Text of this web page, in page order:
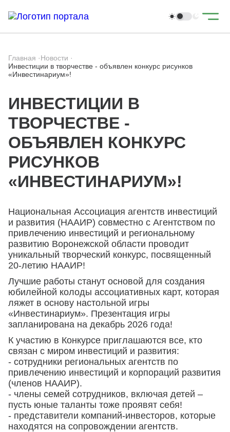
Главная ·Новости ·
Инвестиции в творчестве - объявлен конкурс рисунков
«Инвестинариум»!
ИНВЕСТИЦИИ В
ТВОРЧЕСТВЕ -
ОБЪЯВЛЕН КОНКУРС
РИСУНКОВ
«ИНВЕСТИНАРИУМ»!
Национальная Ассоциация агентств инвестиций
и развития (НААИР) совместно с Агентством по
привлечению инвестиций и региональному
развитию Воронежской области проводит
уникальный творческий конкурс, посвященный
20-летию НААИР!
Лучшие работы станут основой для создания
юбилейной колоды ассоциативных карт, которая
ляжет в основу настольной игры
«Инвестинариум». Презентация игры
запланирована на декабрь 2026 года!
К участию в Конкурсе приглашаются все, кто
связан с миром инвестиций и развития:
- сотрудники региональных агентств по
привлечению инвестиций и корпораций развития
(членов НААИР).
- члены семей сотрудников, включая детей –
пусть юные таланты тоже проявят себя!
- представители компаний-инвесторов, которые
находятся на сопровождении агентств.